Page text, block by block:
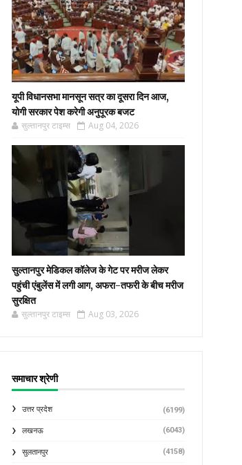
यूपी विधानसभा मानसून सत्र का दूसरा दिन आज,
योगी सरकार पेश करेगी अनुपूरक बजट
सुल्तानपुर टाइम्स Aug 04, 2026
सुल्तानपुर मेडिकल कॉलेज के गेट पर मरीज लेकर
पहुंची एंबुलेंस में लगी आग, अफरा-तफरी के बीच मरीज
सुरक्षित
सुल्तानपुर टाइम्स Aug 03, 2026
समाचार श्रेणी
उत्तर प्रदेश (6199)
लखनऊ (6043)
सुलतानपुर (4158)